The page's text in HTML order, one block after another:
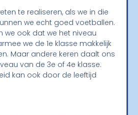
te realiseren, als we in die
we echt goed voetballen.
we ook dat we het niveau
we de 1e klasse makkelijk
Maar andere keren daalt ons
van de 3e of 4e klasse.
kan ook door de leeftijd